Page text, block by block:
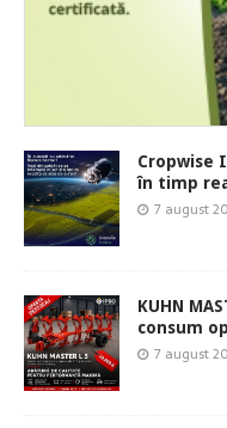
Cropwise
în timp
7 august
KUHN
consum
7 august